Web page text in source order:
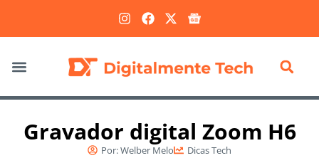
Gravador digital Zoom H6
Por:Welber Melo Dicas Tech